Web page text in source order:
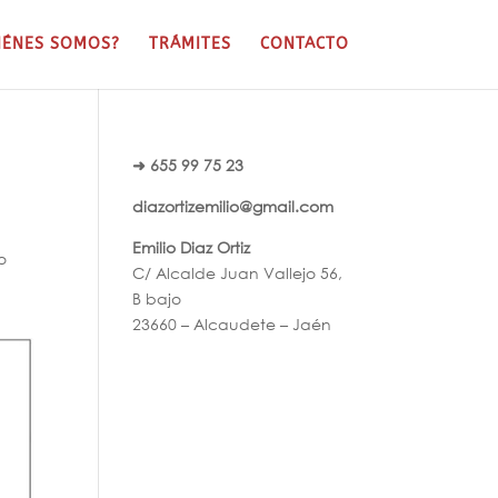
SOMOS? TRÁMITES CONTACTO
➜ 655 99 75 23
diazortizemilio@gmail.com
Emilio Diaz Ortiz
C/ Alcalde Juan Vallejo 56,
B bajo
23660 – Alcaudete – Jaén